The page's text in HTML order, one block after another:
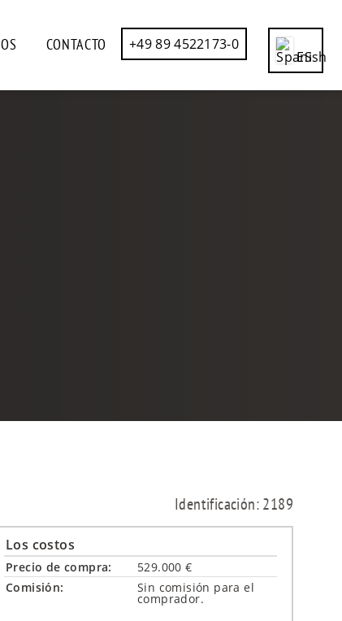
ES
CONTACTO +49 89 4522173-0
Identificación: 2189
Los costos
Precio de compra:
529.000 €
Comisión:
Sin comisión para el
comprador.